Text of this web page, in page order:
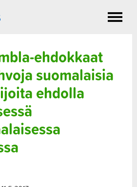
Toggle
ehdokkaat
suomalaisia
ehdolla